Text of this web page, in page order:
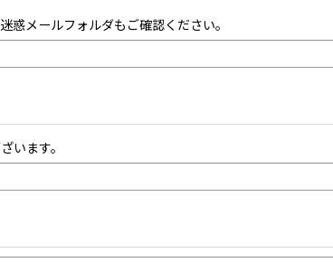
惑メールフォルダもご確認ください。
います。